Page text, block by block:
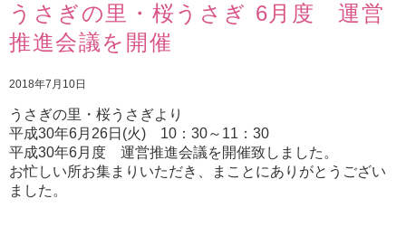
うさぎの里・桜うさぎ 6月度 運営
推進会議を開催
2018年7月10日
うさぎの里・桜うさぎより
平成30年6月26日(火) 10：30～11：30
平成30年6月度 運営推進会議を開催致しました。
お忙しい所お集まりいただき、まことにありがとうござい
ました。